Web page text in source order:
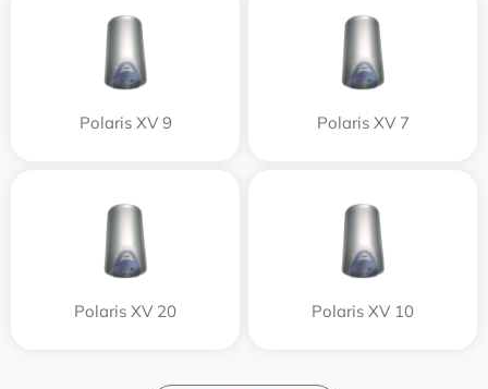
Polaris XV 9 Polaris XV 7
Polaris XV 20 Polaris XV 10